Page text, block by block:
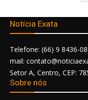
Notícia Exata
Telefone: (66) 9 8436-
mail:
Setor A, Centro, CEP:
Sobre nós